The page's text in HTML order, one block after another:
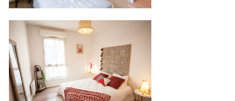
HÉROUVILLE
Appartement neuf